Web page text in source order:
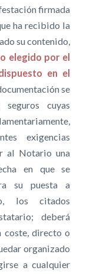
firmada
ha recibido la
su contenido,
elegido por el
en el
se
cuyas
exigencias
al Notario una
en que se
su puesta a
los citados
deberá
coste, directo o
organizado
a cualquier